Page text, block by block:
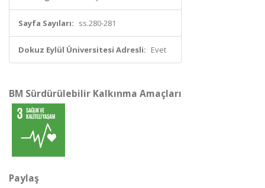
Sayfa Sayıları: ss.280-281
Dokuz Eylül Üniversitesi Adresli: Evet
BM Sürdürülebilir Kalkınma Amaçları
Paylaş